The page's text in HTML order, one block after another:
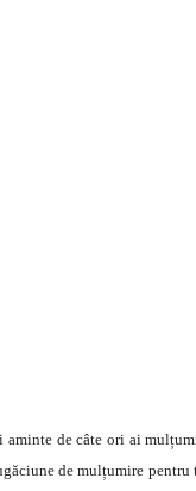
aminte de câte ori ai
de mulțumire pentru